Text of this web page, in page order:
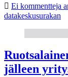
Ei kommentteja
datakeskusurakan
jälleen